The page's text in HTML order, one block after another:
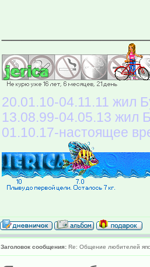
20.01.10-04.11.11 жил
13.08.99-04.05.13 жил
01.10.17-настоящее
Заголовок сообщения: Re: Общение любителей